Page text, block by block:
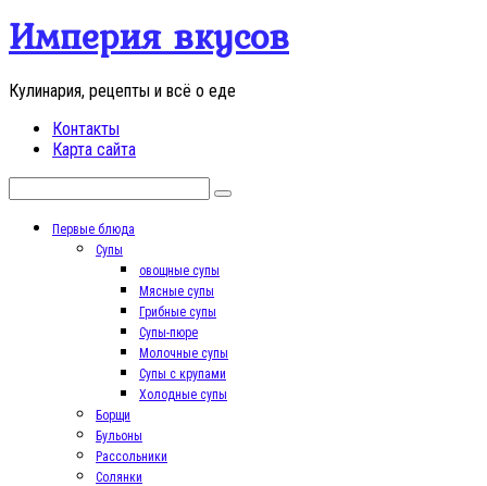
Перейти
контенту
Империя вкусов
Кулинария, рецепты и всё о еде
Контакты
Карта сайта
Первые блюда
Супы
овощные супы
Мясные супы
Грибные супы
Супы-пюре
Молочные супы
Супы с крупами
Холодные супы
Борщи
Бульоны
Рассольники
Солянки